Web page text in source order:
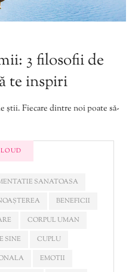
3 filosofii de
te inspiri
știi. Fiecare dintre noi poate să-
SANATOASA
BENEFICII
CORPUL UMAN
SINE
CUPLU
EMOTII